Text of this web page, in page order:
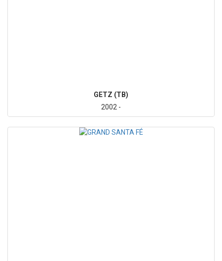
GETZ (TB)
2002 -